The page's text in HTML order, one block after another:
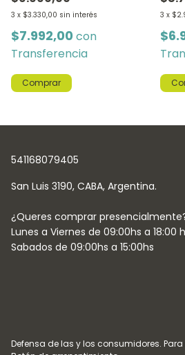
3 x $3.330,00 sin interés
$7.992,00 con
Transferencia
Comprar
3 x
541168079405
Defensa de las y los consumidores.